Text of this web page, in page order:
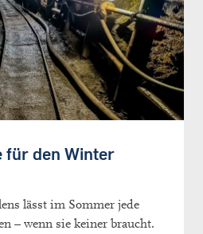
für den Winter
lässt im Sommer jede
– wenn sie keiner braucht.